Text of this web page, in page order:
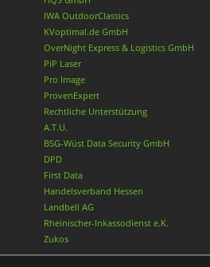
IWA OutdoorClassics
KVoptimal.de GmbH
OverNight Express & Logistics GmbH
PiP Laser
Pro Image
ProvenExpert
Rechtliche Unterstützung
A.T.U.
BSG-Wüst Data Security GmbH
DPD
First Data
Handelsverband Hessen
Landbell AG
Rheinischer-Inkassodienst e.K.
Zukos